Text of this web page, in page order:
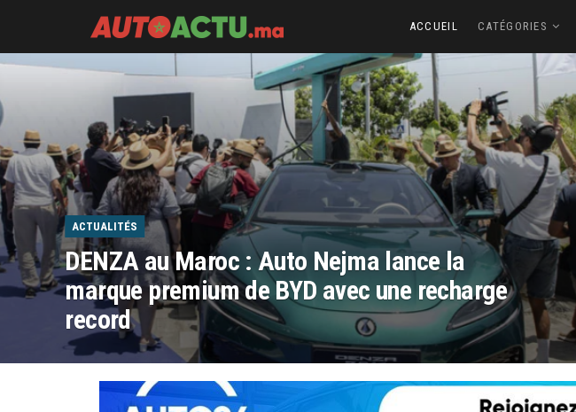
AutoActu.ma
ACCUEIL CATÉGORIES
ACTUALITÉS
DENZA au Maroc : Auto Nejma lance la
marque premium de BYD avec une recharge
record